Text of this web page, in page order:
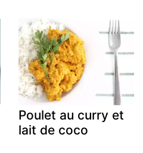
Poulet au curry et
lait de coco